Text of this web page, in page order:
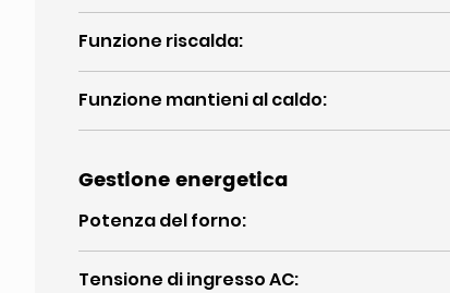
Funzione riscalda:
Funzione mantieni al caldo:
Gestione energetica
Potenza del forno:
Tensione di ingresso AC: